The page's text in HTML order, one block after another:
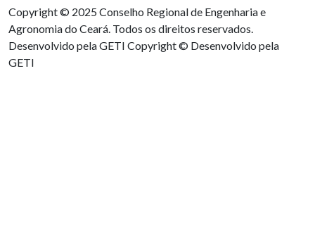
Copyright © 2025 Conselho Regional de Engenharia e
Agronomia do Ceará. Todos os direitos reservados.
Desenvolvido pela GETI Copyright © Desenvolvido pela
GETI